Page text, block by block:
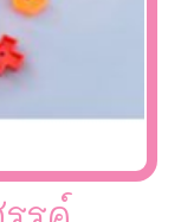
รค์